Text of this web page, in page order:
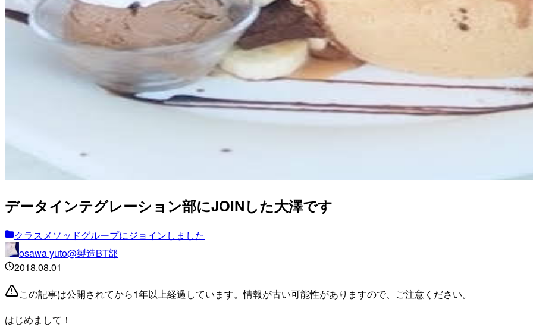
データインテグレーション部にJOINした大澤です
クラスメソッドグループにジョインしました
osawa yuto@製造BT部
2018.08.01
この記事は公開されてから1年以上経過しています。情報が古い可能性がありますので、ご注意ください。
はじめまして！